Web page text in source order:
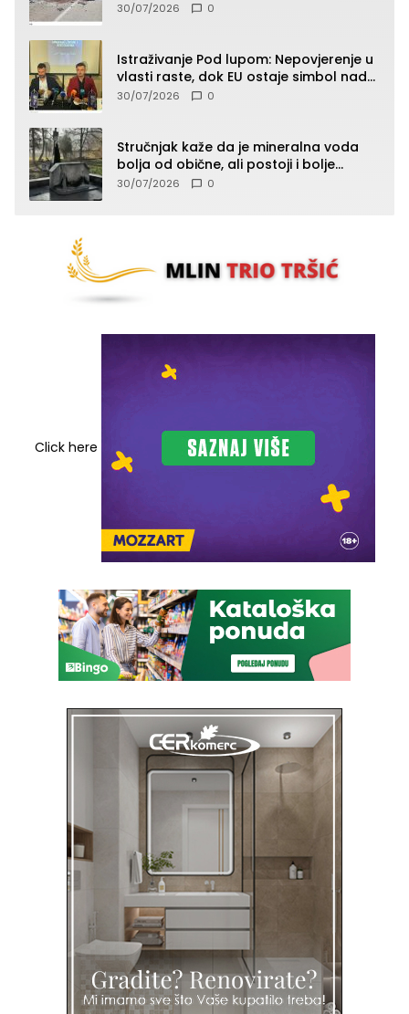
30/07/2026 0
Istraživanje Pod lupom: Nepovjerenje u
vlasti raste, dok EU ostaje simbol nade
građana
30/07/2026 0
Stručnjak kaže da je mineralna voda
bolja od obične, ali postoji i bolje
rješenje
30/07/2026 0
Click here